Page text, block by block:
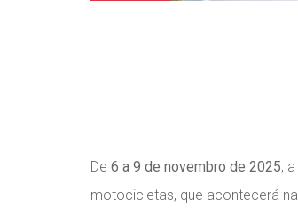
De 6 a 9 de novembro de 2025, a
motocicletas, que acontecerá na